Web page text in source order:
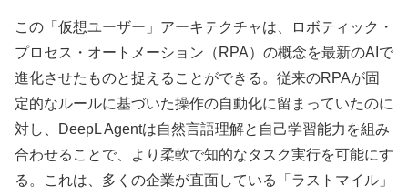
この「仮想ユーザー」アーキテクチャは、ロボティック・
プロセス・オートメーション（RPA）の概念を最新のAIで
進化させたものと捉えることができる。従来のRPAが固
定的なルールに基づいた操作の自動化に留まっていたのに
対し、DeepL Agentは自然言語理解と自己学習能力を組み
合わせることで、より柔軟で知的なタスク実行を可能にす
る。これは、多くの企業が直面している「ラストマイル」